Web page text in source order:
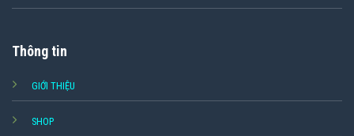
Thông tin
GIỚI THIỆU
SHOP